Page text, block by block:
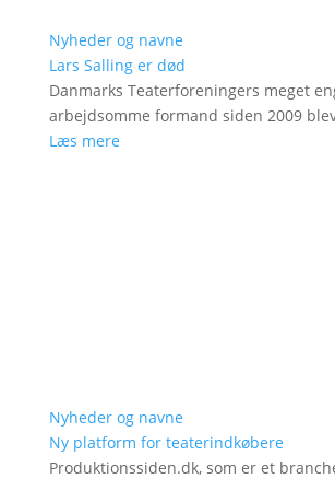
Nyheder og navne
Lars Salling er død
Danmarks Teaterforeningers meget
arbejdsomme formand siden 2009
Læs mere
Nyheder og navne
Ny platform for teaterindkøbere
Produktionssiden.dk, som er et